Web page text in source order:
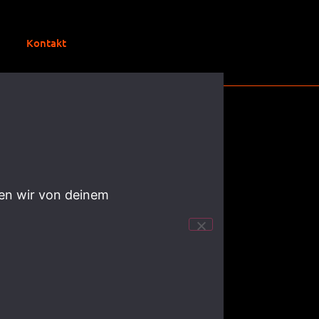
Kontakt
wir von deinem